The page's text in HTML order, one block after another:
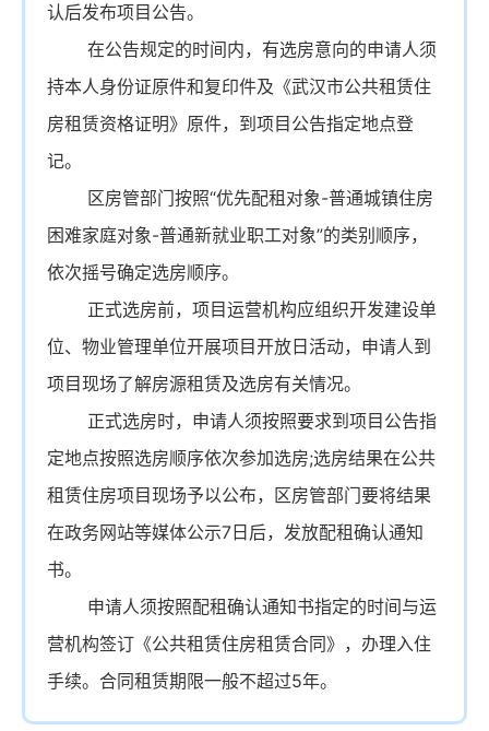
认后发布项目公告。
在公告规定的时间内，有选房意向的申请人须
持本人身份证原件和复印件及《武汉市公共租赁住
房租赁资格证明》原件，到项目公告指定地点登
记。
区房管部门按照“优先配租对象-普通城镇住房
困难家庭对象-普通新就业职工对象”的类别顺序，
依次摇号确定选房顺序。
正式选房前，项目运营机构应组织开发建设单
位、物业管理单位开展项目开放日活动，申请人到
项目现场了解房源租赁及选房有关情况。
正式选房时，申请人须按照要求到项目公告指
定地点按照选房顺序依次参加选房;选房结果在公共
租赁住房项目现场予以公布，区房管部门要将结果
在政务网站等媒体公示7日后，发放配租确认通知
书。
申请人须按照配租确认通知书指定的时间与运
营机构签订《公共租赁住房租赁合同》，办理入住
手续。合同租赁期限一般不超过5年。